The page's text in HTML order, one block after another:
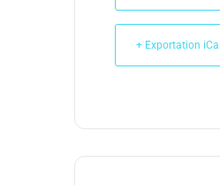
+ Exportation